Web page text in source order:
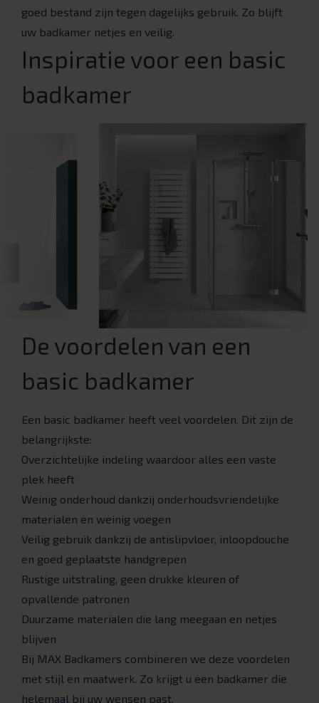
goed bestand zijn tegen dagelijks gebruik. Zo blijft
uw badkamer netjes en veilig.
Inspiratie voor een basic
badkamer
De voordelen van een
basic badkamer
Een basic badkamer heeft veel voordelen. Dit zijn de
belangrijkste:
Overzichtelijke indeling waardoor alles een vaste
plek heeft
Weinig onderhoud dankzij onderhoudsvriendelijke
materialen en weinig voegen
Veilig gebruik dankzij de antislipvloer, inloopdouche
en goed geplaatste handgrepen
Rustige uitstraling, geen drukke kleuren of
opvallende patronen
Duurzame materialen die lang meegaan en netjes
blijven
Bij MAX Badkamers combineren we deze voordelen
met stijl en maatwerk. Zo krijgt u een badkamer die
helemaal bij uw wensen past.